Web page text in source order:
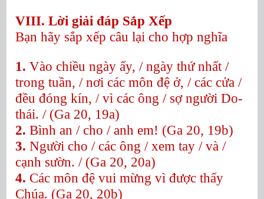
VIII. Lời giải đáp Sắp Xếp
Bạn hãy sắp xếp câu lại cho hợp nghĩa
1. Vào chiều ngày ấy, / ngày thứ nhất /
trong tuần, / nơi các môn đệ ở, / các cửa /
đều đóng kín, / vì các ông / sợ người Do-
thái. / (Ga 20, 19a)
2. Bình an / cho / anh em! (Ga 20, 19b)
3. Người cho / các ông / xem tay / và /
cạnh sườn. / (Ga 20, 20a)
4. Các môn đệ vui mừng vì được thấy
Chúa. (Ga 20, 20b)